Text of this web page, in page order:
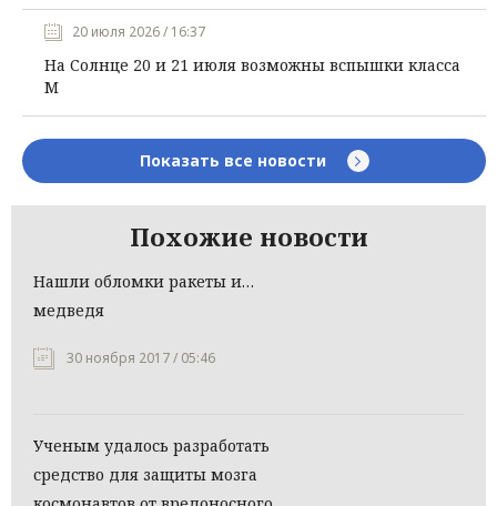
20 июля 2026 / 16:37
На Солнце 20 и 21 июля возможны вспышки класса
М
Показать все новости
Похожие новости
Нашли обломки ракеты и…
медведя
30 ноября 2017 / 05:46
Ученым удалось разработать
средство для защиты мозга